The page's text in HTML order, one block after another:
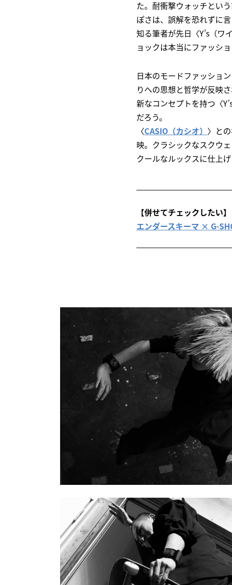
た。耐衝撃ウォッチとい
ぽさは、誤解を恐れずに
知る筆者が先日〈Y’s（ワ
ョックは本当にファッシ
日本のモードファッショ
りへの思想と哲学が反映
新なコンセプトを持つ〈
だろう。
〈CASIO（カシオ） 〉と
映。クラシックなスクウ
クールなルックスに仕上げ
【併せてチェックしたい】
エンダースキーマ × G-